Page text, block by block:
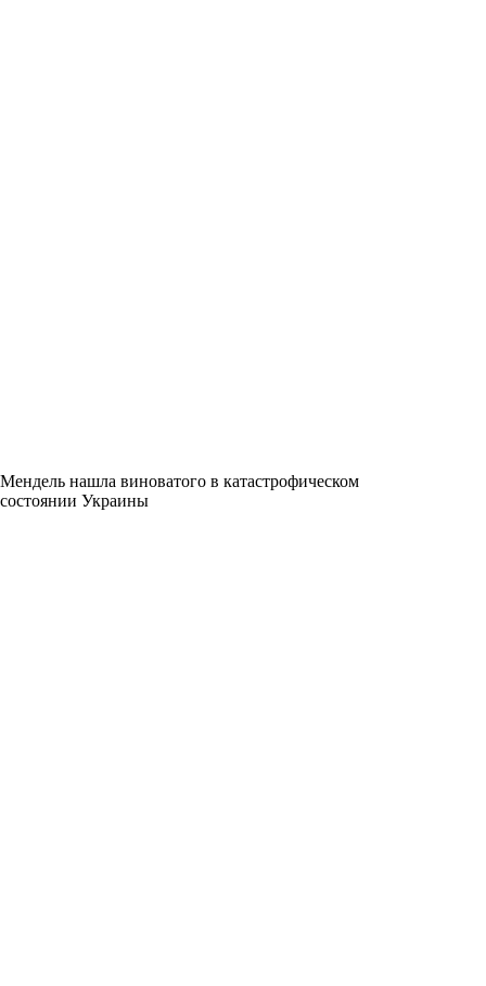
Мендель нашла виноватого в катастрофическом
состоянии Украины